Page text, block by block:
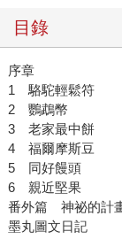
目錄
序章
1 駱駝輕鬆符
2 鸚鵡幣
3 老家最中餅
4 福爾摩斯豆
5 同好饅頭
6 親近堅果
番外篇 神祕的計
墨丸圖文日記